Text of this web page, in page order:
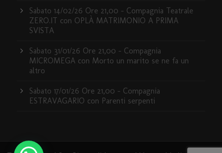
Sabato 14/02/26 Ore 21,00 – Compagnia Teatrale
ZERO.IT con OPLÀ MATRIMONIO A PRIMA
SVISTA
Sabato 31/01/26 Ore 21,00 – Compagnia
MICROMEGA con Morto un marito se ne fa un
altro
Sabato 17/01/26 Ore 21,00 – Compagnia
ESTRAVAGARIO con Parenti serpenti